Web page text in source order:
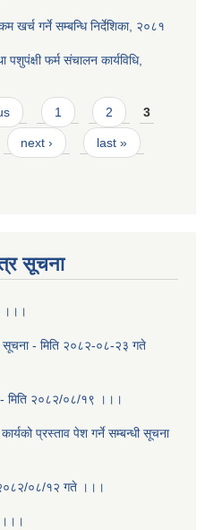
खर्च गर्ने सम्बन्धि निर्देशिका, २०८१
फर्म संचालन कार्यविधि,
1 2 3
next › last »
सूचना
।।।
सूचना - मिति २०८२-०८-२३ गते
मिति २०८२/०८/१९ ।।।
प्रस्ताव पेश गर्ने सम्बन्धी सूचना
२०८२/०८/१२ गते ।।।
।।।